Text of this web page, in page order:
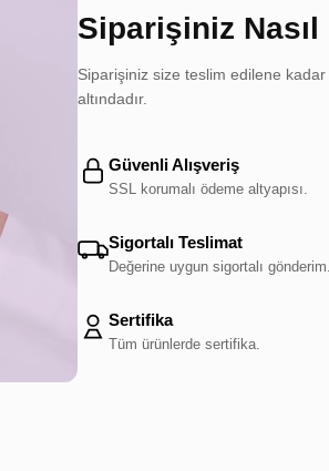
Siparişiniz
Siparişiniz size teslim edilene
altındadır.
Güvenli Alışveriş
SSL korumalı ödeme altyapısı.
Sigortalı Teslimat
Değerine uygun sigortalı gönderim.
Sertifika
Tüm ürünlerde sertifika.